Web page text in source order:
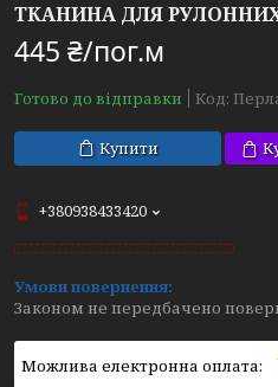
ТКАНИНА ДЛЯ
445 ₴/пог.м
Готово до відправки Код:
Купити
+380938433420
Законом не передбачено